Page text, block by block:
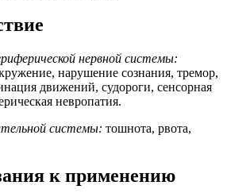
нервной системы:
нарушение сознания, тремор,
движений, судороги, сенсорная
невропатия.
системы: тошнота, рвота,
к применению